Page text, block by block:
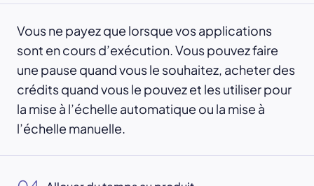
Vous ne payez que lorsque vos applications
sont en cours d’exécution. Vous pouvez faire
une pause quand vous le souhaitez, acheter des
crédits quand vous le pouvez et les utiliser pour
la mise à l’échelle automatique ou la mise à
l’échelle manuelle.